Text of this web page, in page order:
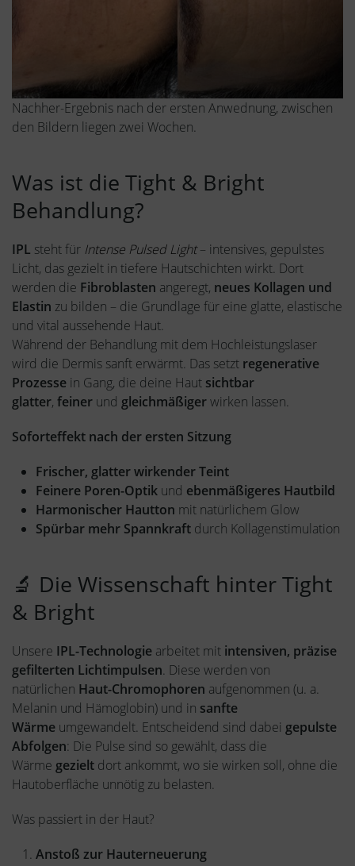
Nachher-Ergebnis nach der ersten Anwednung, zwischen
den Bildern liegen zwei Wochen.
Was ist die Tight & Bright
Behandlung?
IPL steht für Intense Pulsed Light– intensives, gepulstes
Licht, das gezielt in tiefere Hautschichten wirkt. Dort
werden die Fibroblasten angeregt, neues Kollagen und
Elastin zu bilden – die Grundlage für eine glatte, elastische
und vital aussehende Haut.
Während der Behandlung mit dem Hochleistungslaser
wird die Dermis sanft erwärmt. Das setzt regenerative
Prozesse in Gang, die deine Haut sichtbar
glatter, feiner und gleichmäßigerwirken lassen.
Soforteffekt nach der ersten Sitzung
Frischer, glatter wirkender Teint
Feinere Poren-Optik und ebenmäßigeres Hautbild
Harmonischer Hautton mit natürlichem Glow
Spürbar mehr Spannkraft durch Kollagenstimulation
🔬 Die Wissenschaft hinter Tight
& Bright
Unsere IPL-Technologie arbeitet mit intensiven, präzise
gefilterten Lichtimpulsen. Diese werden von
natürlichen Haut-Chromophoren aufgenommen (u. a.
Melanin und Hämoglobin) und in sanfte
Wärme umgewandelt. Entscheidend sind dabei gepulste
Abfolgen: Die Pulse sind so gewählt, dass die
Wärme gezielt dort ankommt, wo sie wirken soll, ohne die
Hautoberfläche unnötig zu belasten.
Was passiert in der Haut?
Anstoß zur Hauterneuerung